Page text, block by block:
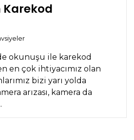
okunuşu ile karekod
en çok ihtiyacımız olan
bizi yarı yolda
arızası, kamera da